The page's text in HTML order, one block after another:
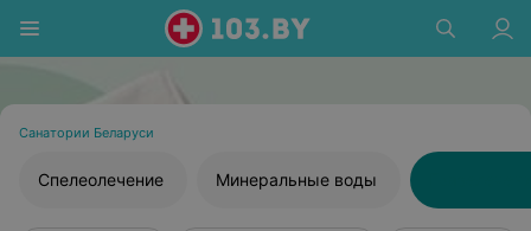
Санатории Беларуси
Спелеолечение Минеральные воды